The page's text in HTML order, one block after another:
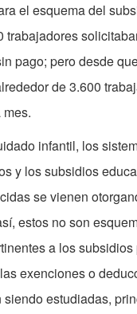
el esquema del
trabajadores
pago; pero desde
de 3.600
infantil, los
y los subsidios
se vienen
estos no son
a los
exenciones o
estudiadas,